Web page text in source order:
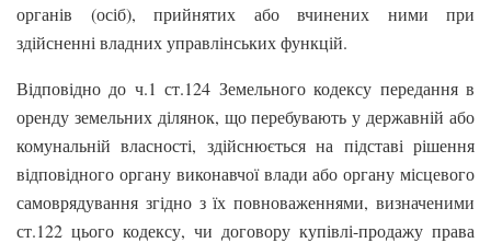
органів (осіб), прийнятих або вчинених ними при
здійсненні владних управлінських функцій.
Відповідно до ч.1 ст.124 Земельного кодексу передання в
оренду земельних ділянок, що перебувають у державній або
комунальній власності, здійснюється на підставі рішення
відповідного органу виконавчої влади або органу місцевого
самоврядування згідно з їх повноваженнями, визначеними
ст.122 цього кодексу, чи договору купівлі-продажу права